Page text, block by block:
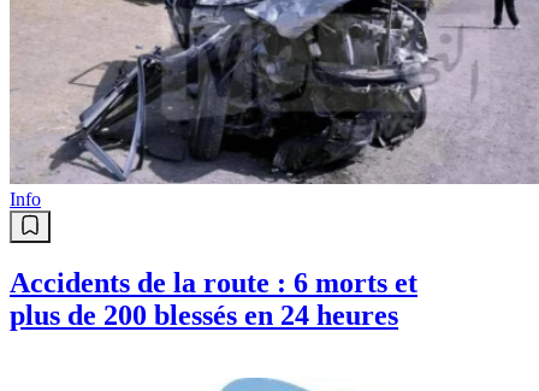
Info
Accidents de la route : 6 morts et
plus de 200 blessés en 24 heures